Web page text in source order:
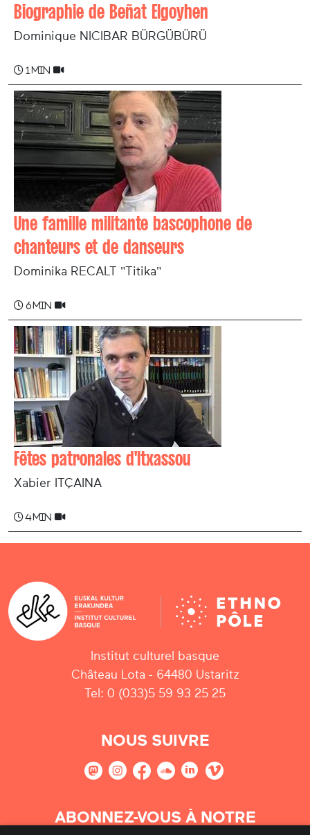
Biographie de Beñat Elgoyhen
Dominique NICIBAR BÜRGÜBÜRÜ
1 min
Une famille militante bascophone de
chanteurs et de danseurs
Dominika RECALT "Titika"
6 min
Fêtes patronales d'Itxassou
Xabier ITÇAINA
4 min
Institut culturel basque
Château Lota - 64480 Ustaritz
Tel: 0 (033)5 59 93 25 25
NOUS SUIVRE
ABONNEZ-VOUS À NOTRE